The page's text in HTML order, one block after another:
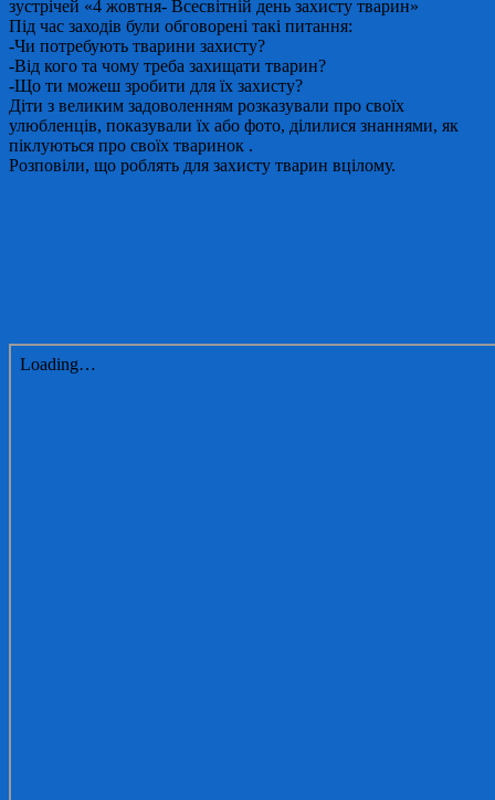
зустрічей «4 жовтня- Всесвітній день захисту тварин»
Під час заходів були обговорені такі питання:
-Чи потребують тварини захисту?
-Від кого та чому треба захищати тварин?
-Що ти можеш зробити для їх захисту?
Діти з великим задоволенням розказували про своїх
улюбленців, показували їх або фото, ділилися знаннями, як
піклуються про своїх тваринок .
Розповіли, що роблять для захисту тварин вцілому.